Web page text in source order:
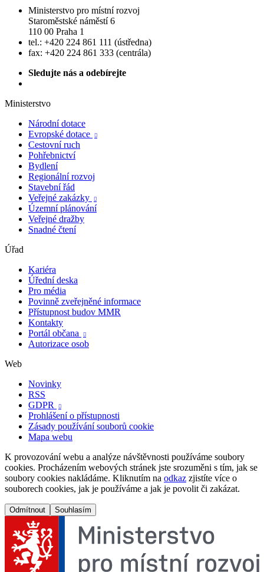
Ministerstvo pro místní rozvoj
Staroměstské náměstí 6
110 00 Praha 1
tel.: +420 224 861 111 (ústředna)
fax: +420 224 861 333 (centrála)
Sledujte nás a odebírejte
Ministerstvo
Národní dotace
Evropské dotace

Cestovní ruch
Pohřebnictví
Bydlení
Regionální rozvoj
Stavební řád
Veřejné zakázky

Územní plánování
Veřejné dražby
Snadné čtení
Úřad
Kariéra
Úřední deska
Pro média
Povinně zveřejněné informace
Přístupnost budov MMR
Kontakty
Portál občana

Autorizace osob
Web
Novinky
RSS
GDPR

Prohlášení o přístupnosti
Zásady používání souborů cookie
Mapa webu
K provozování webu a analýze návštěvnosti používáme soubory
cookies. Procházením webových stránek jste srozuměni s tím, jak se
soubory cookies nakládáme. Kliknutím na odkaz zjistíte více o
souborech cookies, jak je používáme a jak je povolit či zakázat.
Odmítnout Souhlasím